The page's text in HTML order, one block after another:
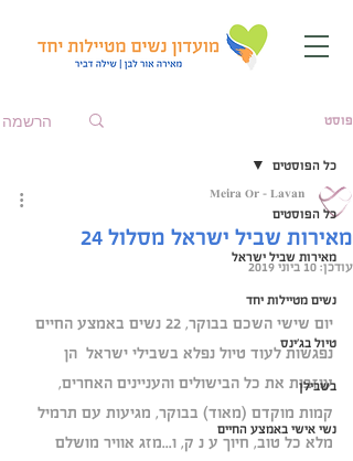
פוסט הרשמה
כל הפוסטים
מאירות שביל ישראל
נשים מטיילות יחד
טיול בג'ינס
בשבילן
נשי אישי באמצע החיים
כל הפוסטים
מאירות שביל ישראל מסלול 24
Meira Or - Lavan
עודכן: 10 ביוני 2019
יום שישי השכם בבוקר, 22 נשים באמצע החיים
נפגשות לעוד טיול נפלא בשבילי ישראל  הן
עוזבות את כל הבישולים והעניינים האחרים,
קמות מוקדם (מאוד) בבוקר, מגיעות עם תרמיל
מלא כל טוב, חיוך ע נ ק, ו...מזג אוויר מושלם